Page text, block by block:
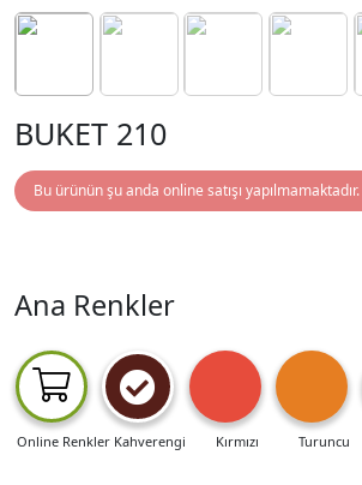
BUKET 210
Bu ürünün şu anda online satışı yapılmamaktadır.
Ana Renkler
Online Renkler Kahverengi Kırmızı Turuncu